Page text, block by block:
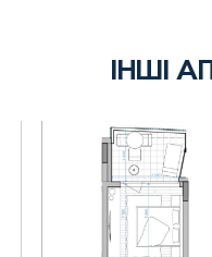
ІНШІ